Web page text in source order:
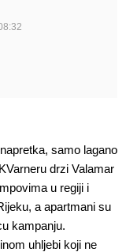
samo lagano
drzi Valamar
u regiji i
a apartmani su
kampanju.
uhljebi koji ne